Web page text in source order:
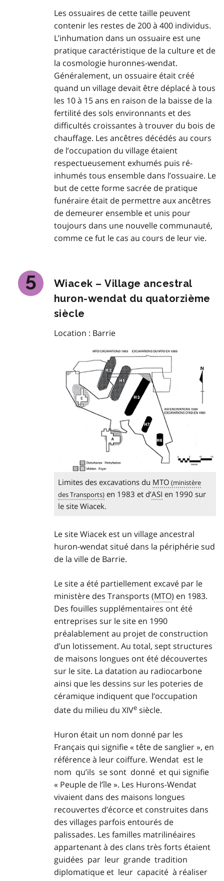
Les ossuaires de cette taille peuvent
contenir les restes de 200 à 400 individus.
L’inhumation dans un ossuaire est une
pratique caractéristique de la culture et de
la cosmologie huronnes-wendat.
Généralement, un ossuaire était créé
quand un village devait être déplacé à tous
les 10 à 15 ans en raison de la baisse de la
fertilité des sols environnants et des
difficultés croissantes à trouver du bois de
chauffage. Les ancêtres décédés au cours
de l’occupation du village étaient
respectueusement exhumés puis ré-
inhumés tous ensemble dans l’ossuaire. Le
but de cette forme sacrée de pratique
funéraire était de permettre aux ancêtres
de demeurer ensemble et unis pour
toujours dans une nouvelle communauté,
comme ce fut le cas au cours de leur vie.
Wiacek – Village ancestral
huron-wendat du quatorzième
siècle
Location : Barrie
Limites des excavations du MTO
en 1983 et d’ASI en 1990 sur
le site Wiacek.
Le site Wiacek est un village ancestral
huron-wendat situé dans la périphérie sud
de la ville de Barrie.
Le site a été partiellement excavé par le
ministère des Transports (MTO) en 1983.
Des fouilles supplémentaires ont été
entreprises sur le site en 1990
préalablement au projet de construction
d’un lotissement. Au total, sept structures
de maisons longues ont été découvertes
sur le site. La datation au radiocarbone
ainsi que les dessins sur les poteries de
céramique indiquent que l’occupation
date du milieu du XIVe siècle.
Huron était un nom donné par les
Français qui signifie « tête de sanglier », en
référence à leur coiffure. Wendat est le
nom qu’ils se sont donné et qui signifie
« Peuple de l’île ». Les Hurons-Wendat
vivaient dans des maisons longues
recouvertes d’écorce et construites dans
des villages parfois entourés de
palissades. Les familles matrilinéaires
appartenant à des clans très forts étaient
guidées par leur grande tradition
diplomatique et leur capacité à réaliser